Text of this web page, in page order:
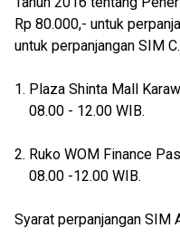
Rp 80.000,- untuk
untuk perpanjangan SIM C.
1. Plaza Shinta Mall
08.00 - 12.00 WIB.
2. Ruko WOM Finance
08.00 -12.00 WIB.
Syarat perpanjangan SIM